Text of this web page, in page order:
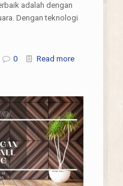
adalah dengan
Dengan teknologi
0 Read more